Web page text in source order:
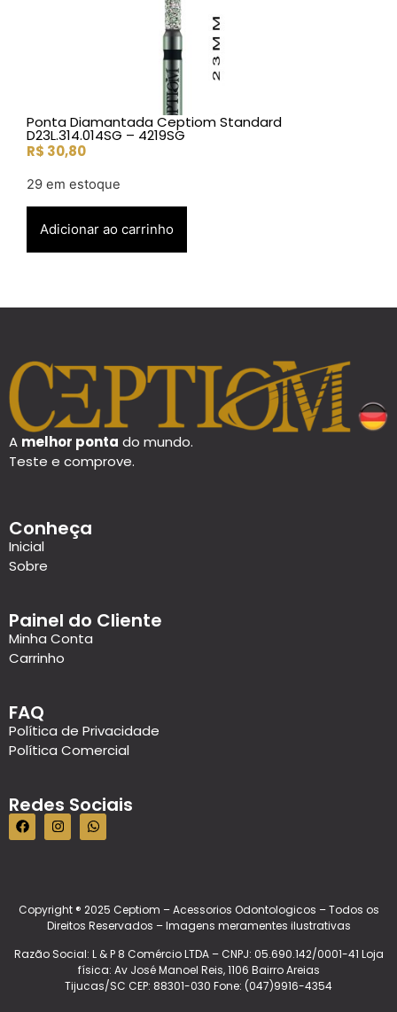
Ponta Diamantada Ceptiom Standard
D23L.314.014SG – 4219SG
R$ 30,80
29 em estoque
Adicionar ao carrinho
A melhor ponta do mundo.
Teste e comprove.
Conheça
Inicial
Sobre
Painel do Cliente
Minha Conta
Carrinho
FAQ
Política de Privacidade
Política Comercial
Redes Sociais
Copyright ® 2025 Ceptiom – Acessorios Odontologicos – Todos os
Direitos Reservados – Imagens meramentes ilustrativas
Razão Social: L & P 8 Comércio LTDA – CNPJ: 05.690.142/0001-41 Loja
física: Av José Manoel Reis, 1106 Bairro Areias
Tijucas/SC CEP: 88301-030 Fone: (047)9916-4354